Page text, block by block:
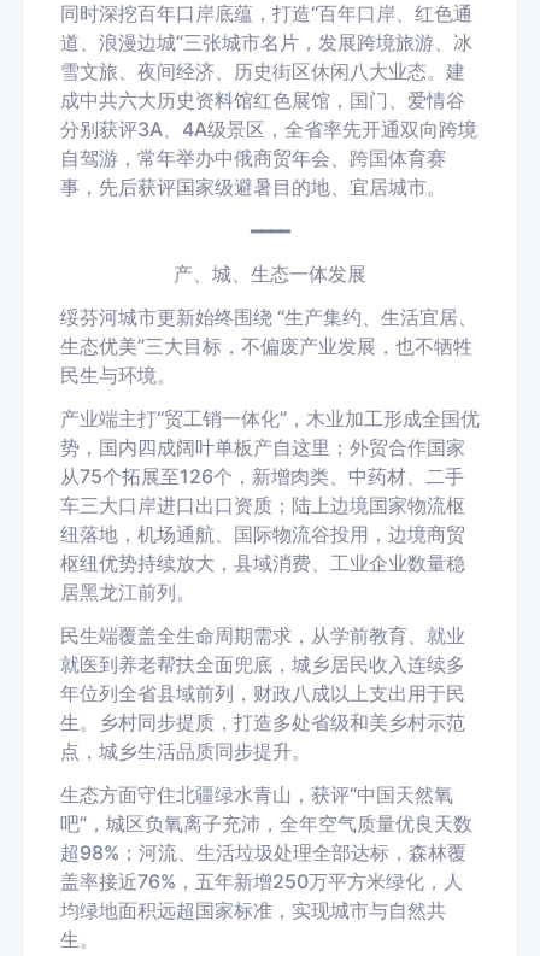
同时深挖百年口岸底蕴，打造“百年口岸、红色通
道、浪漫边城”三张城市名片，发展跨境旅游、冰
雪文旅、夜间经济、历史街区休闲八大业态。建
成中共六大历史资料馆红色展馆，国门、爱情谷
分别获评3A、4A级景区，全省率先开通双向跨境
自驾游，常年举办中俄商贸年会、跨国体育赛
事，先后获评国家级避暑目的地、宜居城市。
━━━━
产、城、生态一体发展
绥芬河城市更新始终围绕 “生产集约、生活宜居、
生态优美”三大目标，不偏废产业发展，也不牺牲
民生与环境。
产业端主打“贸工销一体化”，木业加工形成全国优
势，国内四成阔叶单板产自这里；外贸合作国家
从75个拓展至126个，新增肉类、中药材、二手
车三大口岸进口出口资质；陆上边境国家物流枢
纽落地，机场通航、国际物流谷投用，边境商贸
枢纽优势持续放大，县域消费、工业企业数量稳
居黑龙江前列。
民生端覆盖全生命周期需求，从学前教育、就业
就医到养老帮扶全面兜底，城乡居民收入连续多
年位列全省县域前列，财政八成以上支出用于民
生。乡村同步提质，打造多处省级和美乡村示范
点，城乡生活品质同步提升。
生态方面守住北疆绿水青山，获评“中国天然氧
吧”，城区负氧离子充沛，全年空气质量优良天数
超98%；河流、生活垃圾处理全部达标，森林覆
盖率接近76%，五年新增250万平方米绿化，人
均绿地面积远超国家标准，实现城市与自然共
生。